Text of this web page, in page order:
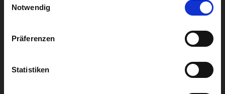
Notwendig
Präferenzen
Statistiken
Alle Diagnostik anzeigen